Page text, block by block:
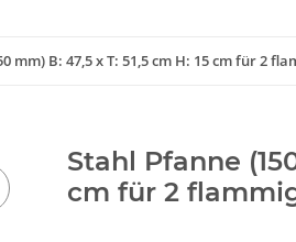
mm) B: 47,5 x T: 51,5 cm H: 15 cm für 2
Stahl Pfanne
cm für 2